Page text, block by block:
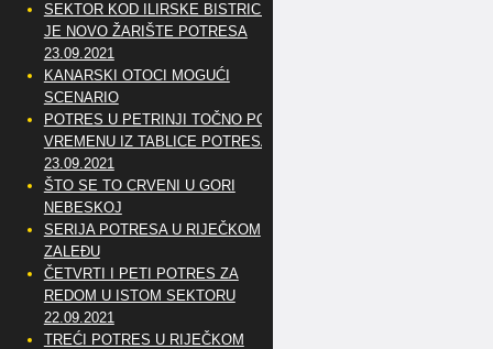
SEKTOR KOD ILIRSKE BISTRICE
JE NOVO ŽARIŠTE POTRESA
23.09.2021
KANARSKI OTOCI MOGUĆI
SCENARIO
POTRES U PETRINJI TOČNO PO
VREMENU IZ TABLICE POTRESA
23.09.2021
ŠTO SE TO CRVENI U GORI
NEBESKOJ
SERIJA POTRESA U RIJEČKOM
ZALEĐU
ČETVRTI I PETI POTRES ZA
REDOM U ISTOM SEKTORU
22.09.2021
TREĆI POTRES U RIJEČKOM